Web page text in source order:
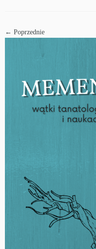
← Poprzednie